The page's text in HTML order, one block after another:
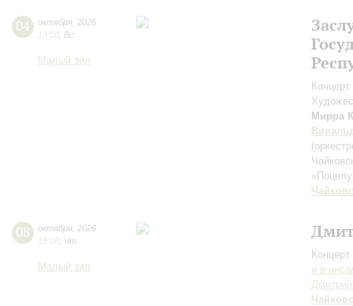
04 октября 2026
19:00 Вс
Малый зал
Мирра
08 октября 2026
19:00 Чт
Малый зал
и в